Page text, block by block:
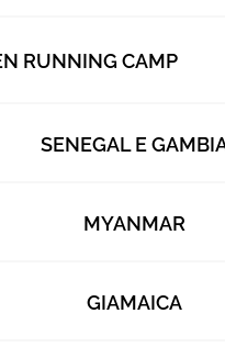
RUNNING CAMP
SENEGAL E
MYANMAR
GIAMAICA